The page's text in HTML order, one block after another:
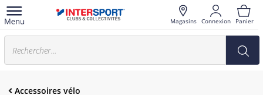
Magasins Connexion Panier
Accessoires vélo